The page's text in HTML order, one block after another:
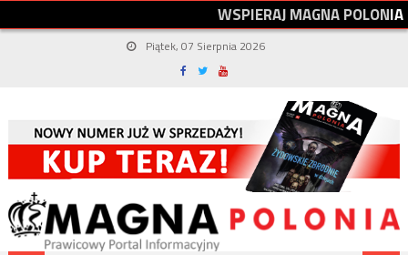
WSPIERAJMAGNAPOLONIA
Piątek, 07 Sierpnia 2026